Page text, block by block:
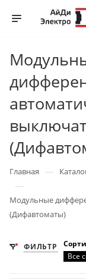
Главная —
—
Модульные
(Дифавтоматы)
ФИЛЬТР
Все